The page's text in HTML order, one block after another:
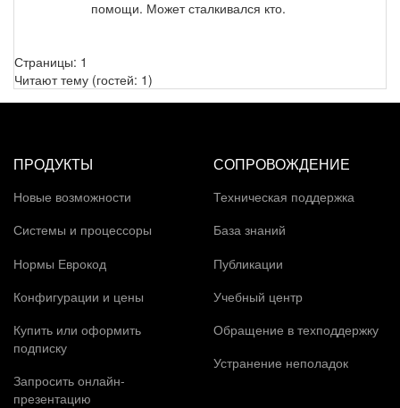
помощи. Может сталкивался кто.
Страницы: 1
Читают тему (гостей: 1)
ПРОДУКТЫ
Новые возможности
Системы и процессоры
Нормы Еврокод
Конфигурации и цены
Купить или оформить
подписку
Запросить онлайн-
презентацию
СОПРОВОЖДЕНИЕ
Техническая поддержка
База знаний
Публикации
Учебный центр
Обращение в техподдержку
Устранение неполадок